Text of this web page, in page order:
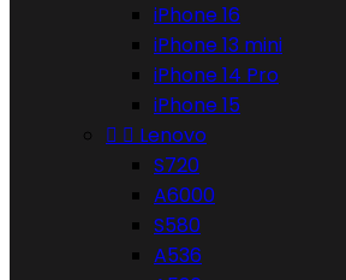
iPhone 16
iPhone 13 mini
iPhone 14 Pro
iPhone 15
  Lenovo
S720
A6000
S580
A536